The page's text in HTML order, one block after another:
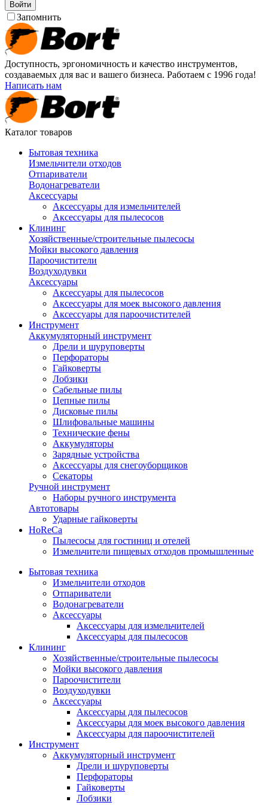
Войти
Запомнить
Доступность, эргономичность и качество инструментов,
создаваемых для вас и вашего бизнеса. Работаем с 1996 года!
Написать нам
Каталог товаров
Бытовая техника
Измельчители отходов
Отпариватели
Водонагреватели
Аксессуары
Аксессуары для измельчителей
Аксессуары для пылесосов
Клининг
Хозяйственные/строительные пылесосы
Мойки высокого давления
Пароочистители
Воздуходувки
Аксессуары
Аксессуары для пылесосов
Аксессуары для моек высокого давления
Аксессуары для пароочистителей
Инструмент
Аккумуляторный инструмент
Дрели и шуруповерты
Перфораторы
Гайковерты
Лобзики
Сабельные пилы
Цепные пилы
Дисковые пилы
Шлифовальные машины
Технические фены
Аккумуляторы
Зарядные устройства
Аксессуары для снегоуборщиков
Секаторы
Ручной инструмент
Наборы ручного инструмента
Автотовары
Ударные гайковерты
HoReCa
Пылесосы для гостиниц и отелей
Измельчители пищевых отходов промышленные
Бытовая техника
Измельчители отходов
Отпариватели
Водонагреватели
Аксессуары
Аксессуары для измельчителей
Аксессуары для пылесосов
Клининг
Хозяйственные/строительные пылесосы
Мойки высокого давления
Пароочистители
Воздуходувки
Аксессуары
Аксессуары для пылесосов
Аксессуары для моек высокого давления
Аксессуары для пароочистителей
Инструмент
Аккумуляторный инструмент
Дрели и шуруповерты
Перфораторы
Гайковерты
Лобзики